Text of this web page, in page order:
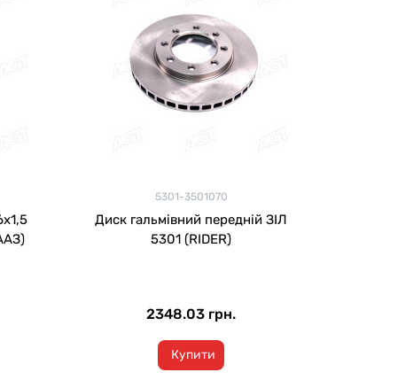
5301-3501070
Диск гальмівний передній ЗІЛ
5301 (RIDER)
2348.03 грн.
Купити